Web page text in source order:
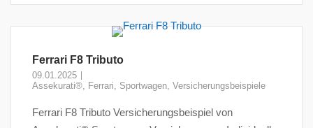
Ferrari F8 Tributo
09.01.2025
Assekurati®, Ferrari, Sportwagen, Versicherungsbeispiele
Ferrari F8 Tributo Versicherungsbeispiel von